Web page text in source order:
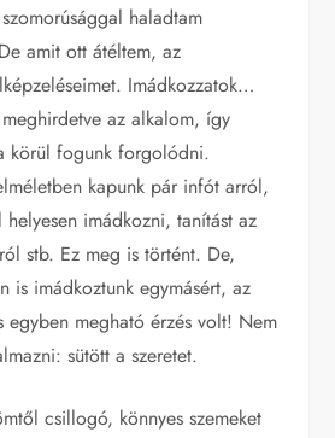
haladtam
amit ott átéltem, az
Imádkozzatok…
az alkalom, így
körül fogunk forgolódni.
kapunk pár infót arról,
imádkozni, tanítást az
stb. Ez meg is történt. De,
is imádkoztunk egymásért, az
egyben megható érzés volt! Nem
sütött a szeretet.
csillogó, könnyes szemeket